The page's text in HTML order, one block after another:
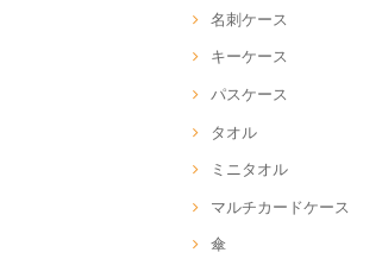
名刺ケース
キーケース
パスケース
タオル
ミニタオル
マルチカードケース
傘